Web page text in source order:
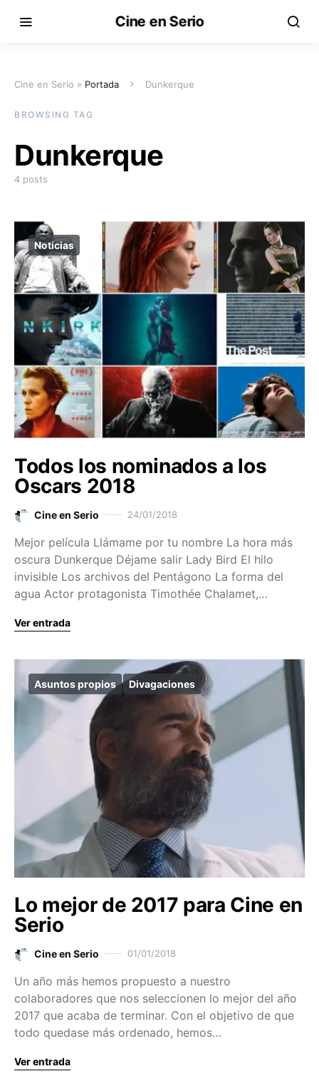
Cine en Serio
Cine en Serio » Portada Dunkerque
BROWSING TAG
Dunkerque
4 posts
Noticias
Todos los nominados a los
Oscars 2018
Cine en Serio 24/01/2018
Mejor película Llámame por tu nombre La hora más
oscura Dunkerque Déjame salir Lady Bird El hilo
invisible Los archivos del Pentágono La forma del
agua Actor protagonista Timothée Chalamet,…
Ver entrada
Asuntos propios Divagaciones
Lo mejor de 2017 para Cine en
Serio
Cine en Serio 01/01/2018
Un año más hemos propuesto a nuestro
colaboradores que nos seleccionen lo mejor del año
2017 que acaba de terminar. Con el objetivo de que
todo quedase más ordenado, hemos…
Ver entrada